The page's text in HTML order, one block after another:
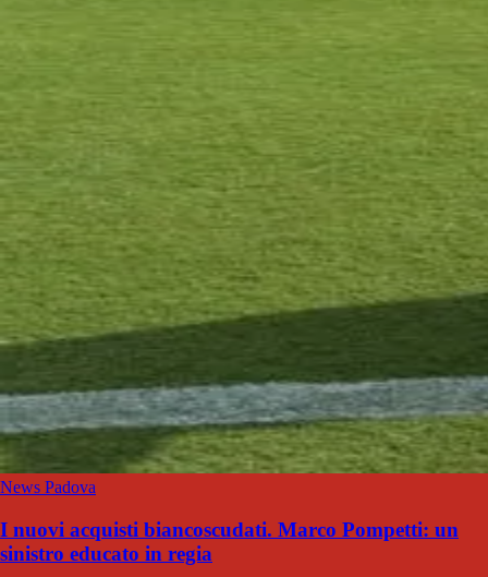
News Padova
I nuovi acquisti biancoscudati. Marco Pompetti: un
sinistro educato in regia